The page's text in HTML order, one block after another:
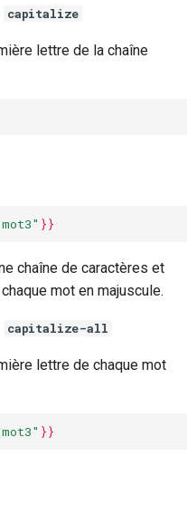
capitalize
lettre de la chaîne
}}
chaîne de caractères et
mot en majuscule.
capitalize-all
lettre de chaque mot
}}